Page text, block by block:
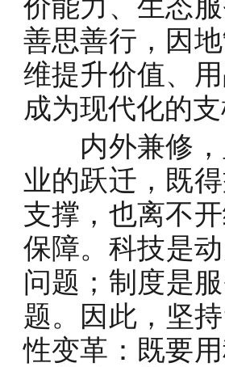
价能力、生态
善思善行，因
维提升价值、
成为现代化的
内外兼修 ，
业的跃迁，既
支撑，也离不
保障。科技是
问题；制度是
题。因此，坚持
性变革：既要